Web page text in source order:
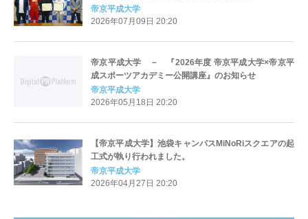
帝京平成大学
2026年07月09日 20:20
帝京平成大学 － 『2026年度 帝京平成大学×帝京平
成スポーツアカデミー公開講座』のお知らせ
帝京平成大学
2026年05月18日 20:20
【帝京平成大学】池袋キャンパスMiNoRiスクエアの起
工式が執り行われました。
帝京平成大学
2026年04月27日 20:20